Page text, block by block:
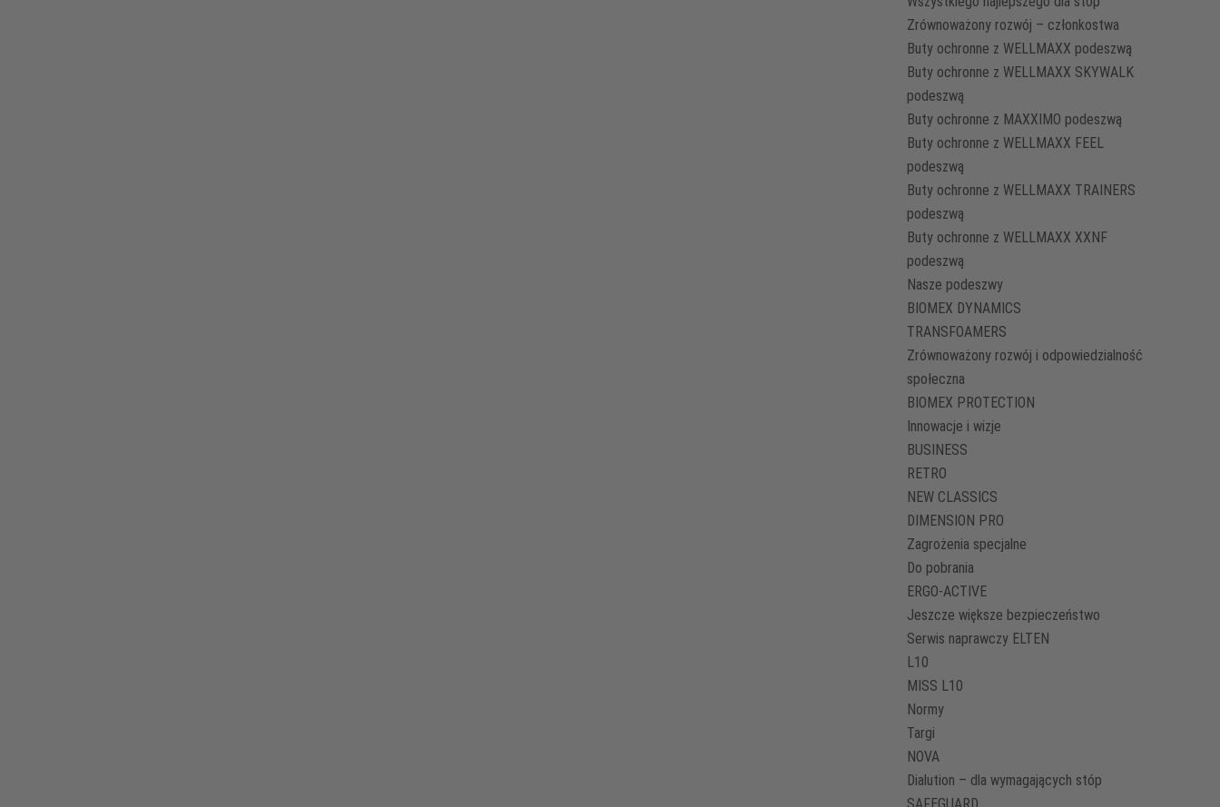
Zrównoważony rozwój – członkostwa
Buty ochronne z WELLMAXX podeszwą
Buty ochronne z WELLMAXX SKYWALK
podeszwą
Buty ochronne z MAXXIMO podeszwą
Buty ochronne z WELLMAXX FEEL
podeszwą
Buty ochronne z WELLMAXX TRAINERS
podeszwą
Buty ochronne z WELLMAXX XXNF
podeszwą
Nasze podeszwy
BIOMEX DYNAMICS
TRANSFOAMERS
Zrównoważony rozwój i odpowiedzialność
społeczna
BIOMEX PROTECTION
Innowacje i wizje
BUSINESS
RETRO
NEW CLASSICS
DIMENSION PRO
Zagrożenia specjalne
Do pobrania
ERGO-ACTIVE
Jeszcze większe bezpieczeństwo
Serwis naprawczy ELTEN
L10
MISS L10
Normy
Targi
NOVA
Dialution – dla wymagających stóp